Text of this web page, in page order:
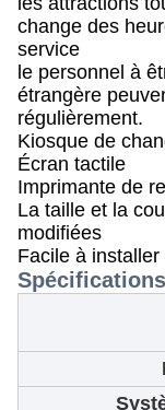
change des
service
le personnel à
étrangère
régulièrement.
Kiosque de
Écran tactile
Imprimante de
La taille et la
modifiées
Facile à